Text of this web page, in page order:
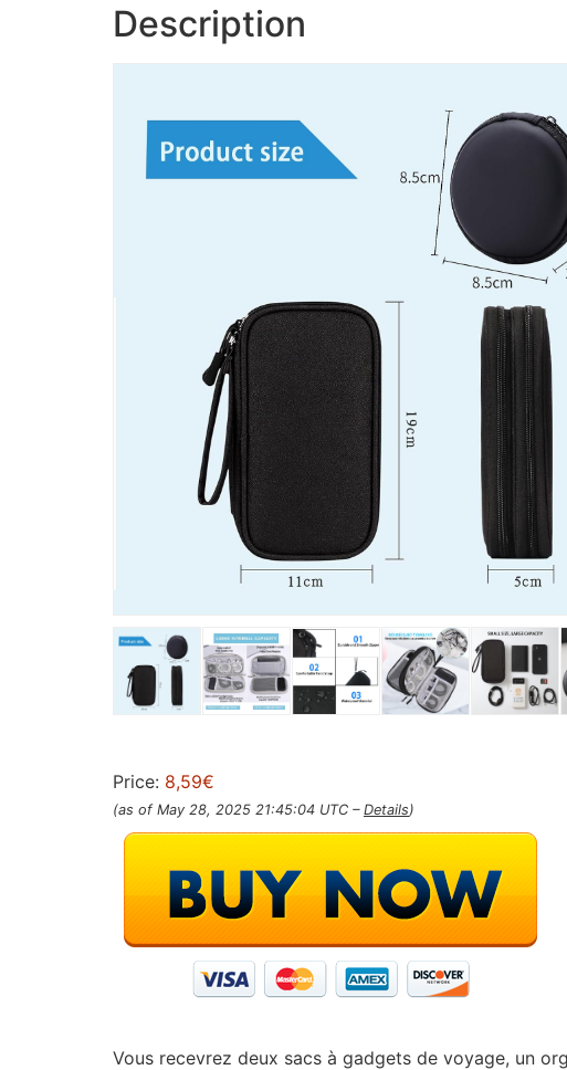
Description
Price: 8,59€
(as of May 28, 2025 21:45:04 UTC – Details)
Vous recevrez deux sacs à gadgets de voyage, un